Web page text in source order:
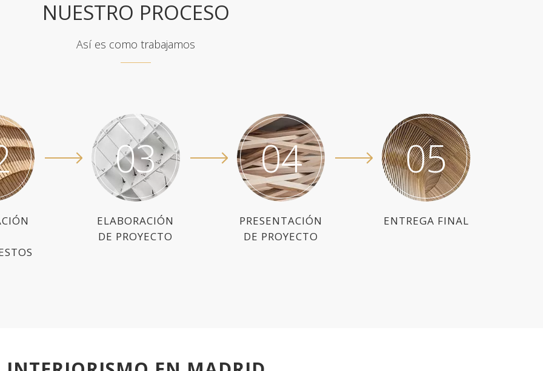
NUESTRO PROCESO
Así es como trabajamos
03
ELABORACIÓN
DE PROYECTO
04
PRESENTACIÓN
DE PROYECTO
05
ENTREGA FINAL